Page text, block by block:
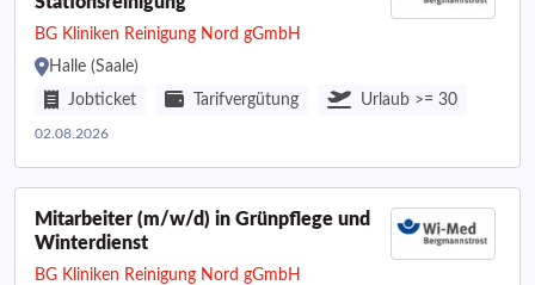
BG Kliniken Reinigung Nord gGmbH
Halle (Saale)
Jobticket
Tarifvergütung Urlaub >= 30
02.08.2026
Mitarbeiter (m/w/d) in Grünpflege und
Winterdienst
BG Kliniken Reinigung Nord gGmbH